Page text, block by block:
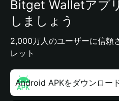
Bitget Walletアプ
しましょう
2,000万人のユーザーに信頼
レット
Android APKをダウンロー